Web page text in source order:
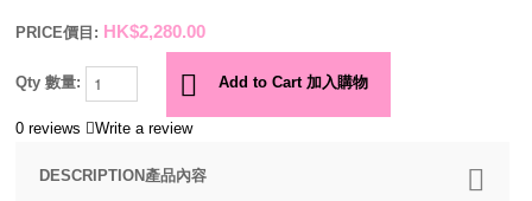
PRICE價目: HK$2,280.00
Qty 數量: Add to Cart 加入購物
0 reviews Write a review
DESCRIPTION產品內容